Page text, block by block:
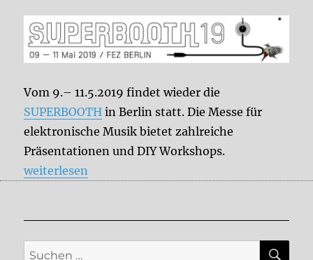
Vom 9.– 11.5.2019 findet wieder die
SUPERBOOTH in Berlin statt. Die Messe für
elektronische Musik bietet zahlreiche
Präsentationen und DIY Workshops.
„News + + + SUPERBOOTH 2019 + + +“
weiterlesen
Suche